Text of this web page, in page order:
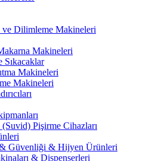
ve Dilimleme Makineleri
Makineleri
Sıkacaklar
Makineleri
Makineleri
Pişirme Cihazları
& Güvenliği & Hijyen Ürünleri
& Dispenserleri